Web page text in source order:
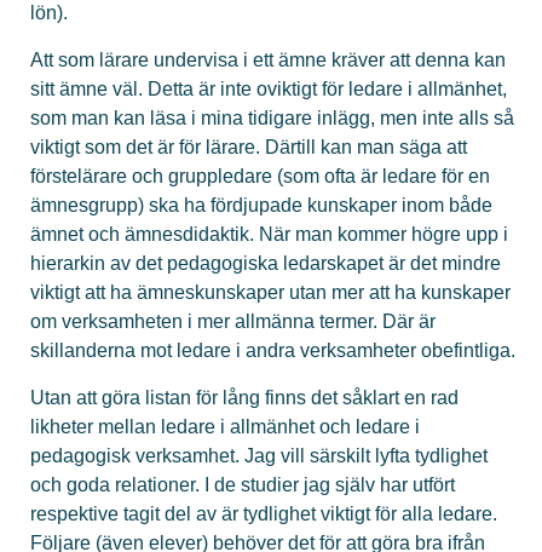
lön).
Att som lärare undervisa i ett ämne kräver att denna kan
sitt ämne väl. Detta är inte oviktigt för ledare i allmänhet,
som man kan läsa i mina tidigare inlägg, men inte alls så
viktigt som det är för lärare. Därtill kan man säga att
förstelärare och gruppledare (som ofta är ledare för en
ämnesgrupp) ska ha fördjupade kunskaper inom både
ämnet och ämnesdidaktik. När man kommer högre upp i
hierarkin av det pedagogiska ledarskapet är det mindre
viktigt att ha ämneskunskaper utan mer att ha kunskaper
om verksamheten i mer allmänna termer. Där är
skillanderna mot ledare i andra verksamheter obefintliga.
Utan att göra listan för lång finns det såklart en rad
likheter mellan ledare i allmänhet och ledare i
pedagogisk verksamhet. Jag vill särskilt lyfta tydlighet
och goda relationer. I de studier jag själv har utfört
respektive tagit del av är tydlighet viktigt för alla ledare.
Följare (även elever) behöver det för att göra bra ifrån